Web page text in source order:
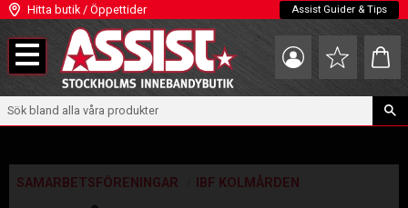
Meny
Hitta butik / Öppettider Assist Guider & Tips
Favoriter
SAMARBETSFÖRENINGAR IBF KOLMÅRDEN